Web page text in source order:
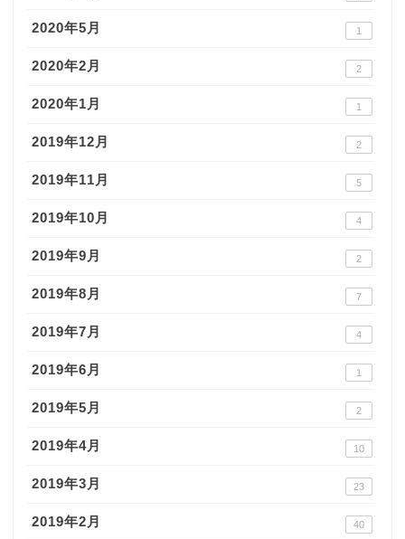
2020年5月 1
2020年2月 2
2020年1月 1
2019年12月 2
2019年11月 5
2019年10月 4
2019年9月 2
2019年8月 7
2019年7月 4
2019年6月 1
2019年5月 2
2019年4月 10
2019年3月 23
2019年2月 40